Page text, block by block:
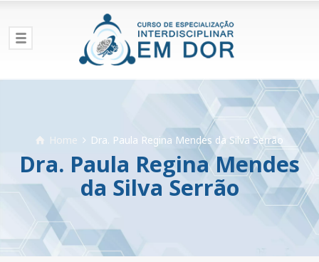
Home Dra. Paula Regina Mendes da Silva Serrão
Dra. Paula Regina Mendes
da Silva Serrão